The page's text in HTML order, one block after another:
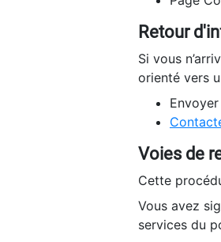
Retour
Si vous
orienté vers
Voies de
Cette
Vous avez
services du